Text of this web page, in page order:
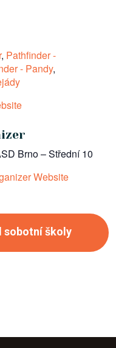
, Pathfinder -
- Pandy,
Brno – Střední 10
Website
sobotní školy